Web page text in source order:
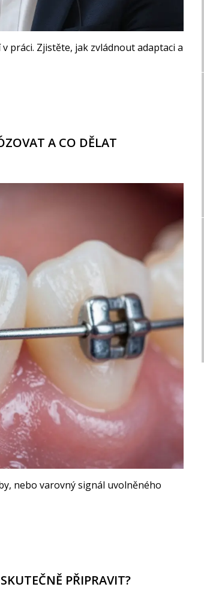
práci. Zjistěte, jak zvládnout adaptaci a
A CO DĚLAT
nebo varovný signál uvolněného
PŘIPRAVIT?